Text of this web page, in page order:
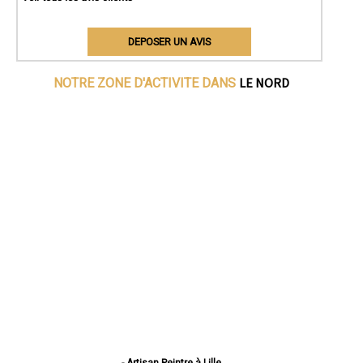
DEPOSER UN AVIS
NOTRE ZONE D'ACTIVITE DANS LE NORD